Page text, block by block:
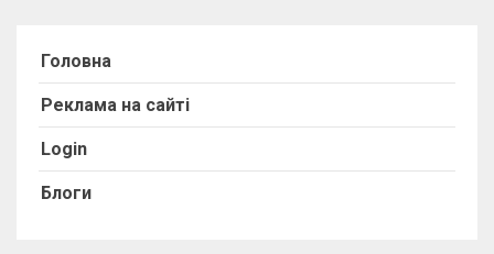
Головна
Реклама на сайті
Login
Блоги